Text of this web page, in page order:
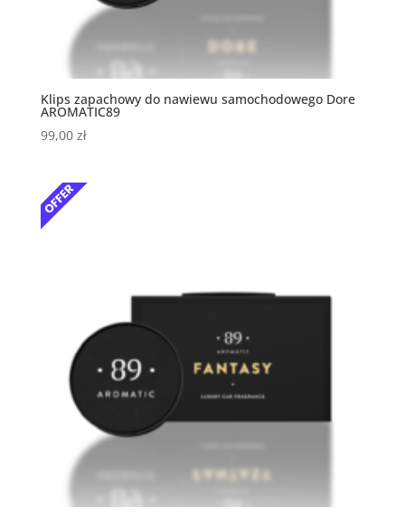
Klips zapachowy do nawiewu samochodowego Dore
AROMATIC89
99,00 zł